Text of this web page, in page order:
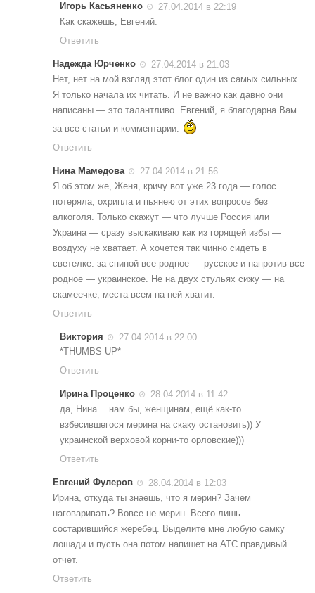
Игорь Касьяненко
27.04.2014 в 22:19
Как скажешь, Евгений.
Ответить
Надежда Юрченко
27.04.2014 в 21:03
Нет, нет на мой взгляд этот блог один из самых сильных.
Я только начала их читать. И не важно как давно они
написаны — это талантливо. Евгений, я благодарна Вам
за все статьи и комментарии.
Ответить
Нина Мамедова
27.04.2014 в 21:56
Я об этом же, Женя, кричу вот уже 23 года — голос
потеряла, охрипла и пьянею от этих вопросов без
алкоголя. Только скажут — что лучше Россия или
Украина — сразу выскакиваю как из горящей избы —
воздуху не хватает. А хочется так чинно сидеть в
светелке: за спиной все родное — русское и напротив все
родное — украинское. Не на двух стульях сижу — на
скамеечке, места всем на ней хватит.
Ответить
Виктория
27.04.2014 в 22:00
*THUMBS UP*
Ответить
Ирина Проценко
28.04.2014 в 11:42
да, Нина… нам бы, женщинам, ещё как-то
взбесившегося мерина на скаку остановить)) У
украинской верховой корни-то орловские)))
Ответить
Евгений Фулеров
28.04.2014 в 12:03
Ирина, откуда ты знаешь, что я мерин? Зачем
наговаривать? Вовсе не мерин. Всего лишь
состарившийся жеребец. Выделите мне любую самку
лошади и пусть она потом напишет на АТС правдивый
отчет.
Ответить